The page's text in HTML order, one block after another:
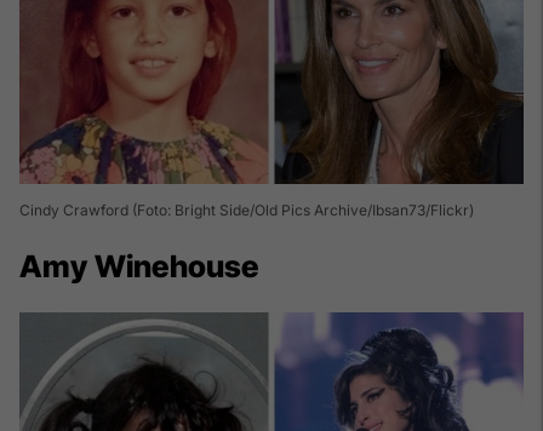
Cindy Crawford (Foto: Bright Side/Old Pics Archive/Ibsan73/Flickr)
Amy Winehouse